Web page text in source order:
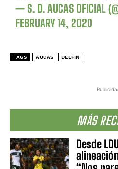
MÁS
Desde
— S. D. AUCAS OFICIAL
FEBRUARY 14, 2020
TAGS AUCAS DELFIN